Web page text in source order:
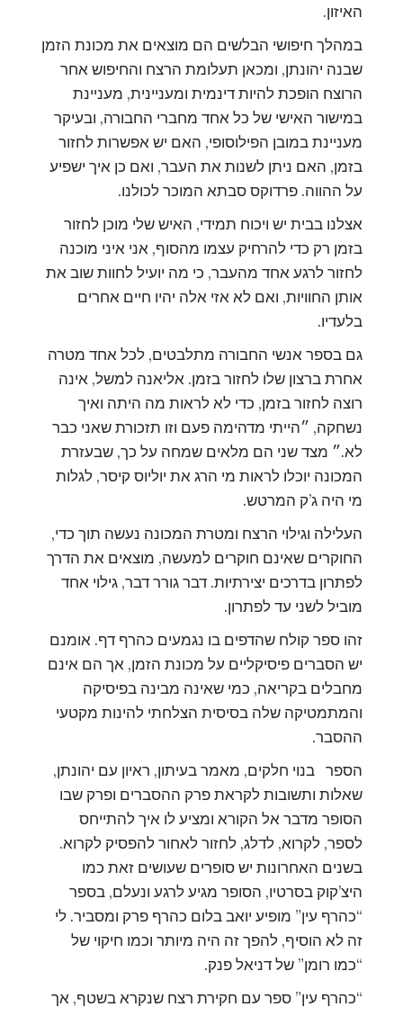
האיזון.
במהלך חיפושי הבלשים הם מוצאים את מכונת הזמן
שבנה יהונתן, ומכאן תעלומת הרצח והחיפוש אחר
הרוצח הופכת להיות דינמית ומעניינית, מעניינת
במישור האישי של כל אחד מחברי החבורה, ובעיקר
מעניינת במובן הפילוסופי, האם יש אפשרות לחזור
בזמן, האם ניתן לשנות את העבר, ואם כן איך ישפיע
על ההווה. פרדוקס סבתא המוכר לכולנו.
אצלנו בבית יש ויכוח תמידי, האיש שלי מוכן לחזור
בזמן רק כדי להרחיק עצמו מהסוף, אני איני מוכנה
לחזור לרגע אחד מהעבר, כי מה יועיל לחוות שוב את
אותן החוויות, ואם לא אזי אלה יהיו חיים אחרים
בלעדיו.
גם בספר אנשי החבורה מתלבטים, לכל אחד מטרה
אחרת ברצון שלו לחזור בזמן. אליאנה למשל, אינה
רוצה לחזור בזמן, כדי לא לראות מה היתה ואיך
נשחקה, ״הייתי מדהימה פעם וזו תזכורת שאני כבר
לא.״ מצד שני הם מלאים שמחה על כך, שבעזרת
המכונה יוכלו לראות מי הרג את יוליוס קיסר, לגלות
מי היה ג’ק המרטש.
העלילה וגילוי הרצח ומטרת המכונה נעשה תוך כדי,
החוקרים שאינם חוקרים למעשה, מוצאים את הדרך
לפתרון בדרכים יצירתיות. דבר גורר דבר, גילוי אחד
מוביל לשני עד לפתרון.
זהו ספר קולח שהדפים בו נגמעים כהרף דף. אומנם
יש הסברים פיסיקליים על מכונת הזמן, אך הם אינם
מחבלים בקריאה, כמי שאינה מבינה בפיסיקה
והמתמטיקה שלה בסיסית הצלחתי להינות מקטעי
ההסבר.
הספר בנוי חלקים, מאמר בעיתון, ראיון עם יהונתן,
שאלות ותשובות לקראת פרק ההסברים ופרק שבו
הסופר מדבר אל הקורא ומציע לו איך להתייחס
לספר, לקרוא, לדלג, לחזור לאחור להפסיק לקרוא.
בשנים האחרונות יש סופרים שעושים זאת כמו
היצ’קוק בסרטיו, הסופר מגיע לרגע ונעלם, בספר
“כהרף עין” מופיע יואב בלום כהרף פרק ומסביר. לי
זה לא הוסיף, להפך זה היה מיותר וכמו חיקוי של
“כמו רומן” של דניאל פנק.
“כהרף עין” ספר עם חקירת רצח שנקרא בשטף, אך